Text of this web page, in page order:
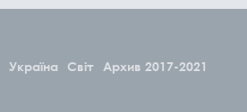
Україна Світ Архив 2017-2021